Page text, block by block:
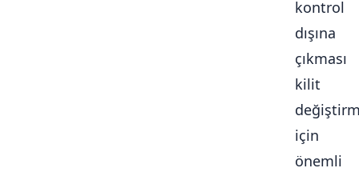
kontrol
dışına
çıkması
kilit
için
önemli